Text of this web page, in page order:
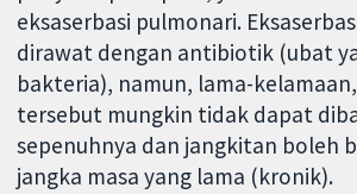
eksaserbasi pulmonari.
dirawat dengan antibiotik (ubat
bakteria), namun, lama-
tersebut mungkin tidak dapat
sepenuhnya dan jangkitan boleh
jangka masa yang lama (kronik).